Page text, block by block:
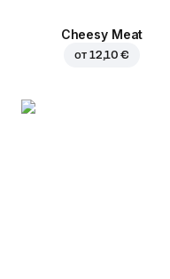
Cheesy Meat
от 12,10 €